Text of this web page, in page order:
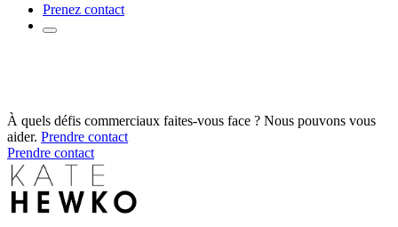
Prenez contact
À quels défis commerciaux faites-vous face ? Nous pouvons vous
aider. Prendre contact
Prendre contact